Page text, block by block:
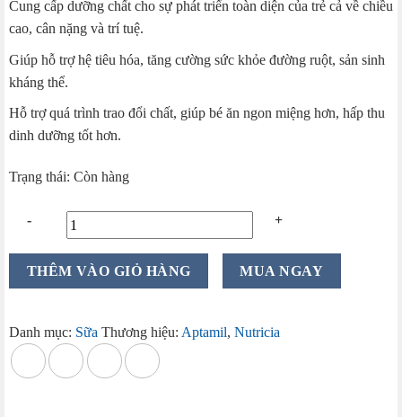
là:
980.000 ₫.
tại
là:
889.000 ₫.
Cung cấp dưỡng chất cho sự phát triển toàn diện của trẻ cả về chiều
cao, cân nặng và trí tuệ.
Giúp hỗ trợ hệ tiêu hóa, tăng cường sức khỏe đường ruột, sản sinh
kháng thể.
Hỗ trợ quá trình trao đổi chất, giúp bé ăn ngon miệng hơn, hấp thu
dinh dưỡng tốt hơn.
Trạng thái: Còn hàng
Úc
Số
1
THÊM VÀO GIỎ HÀNG MUA NGAY
Danh mục: Sữa Thương hiệu: Aptamil, Nutricia